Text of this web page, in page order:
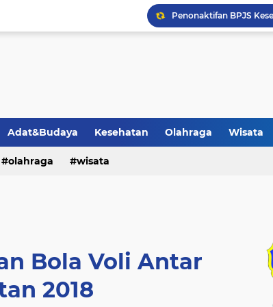
Penonaktifan BPJS
Jamaah Haji KBIHU An
Pasar Klesem Sebuah
Adat&Budaya Kesehatan Olahraga Wisata
olahraga wisata
Bola Voli Antar
2018